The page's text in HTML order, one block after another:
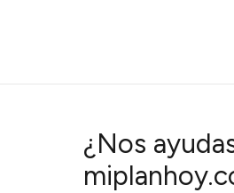
¿Nos